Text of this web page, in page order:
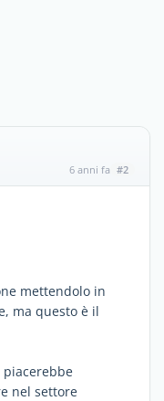
6 anni fa #2
mettendolo in
ma questo è il
piacerebbe
nel settore